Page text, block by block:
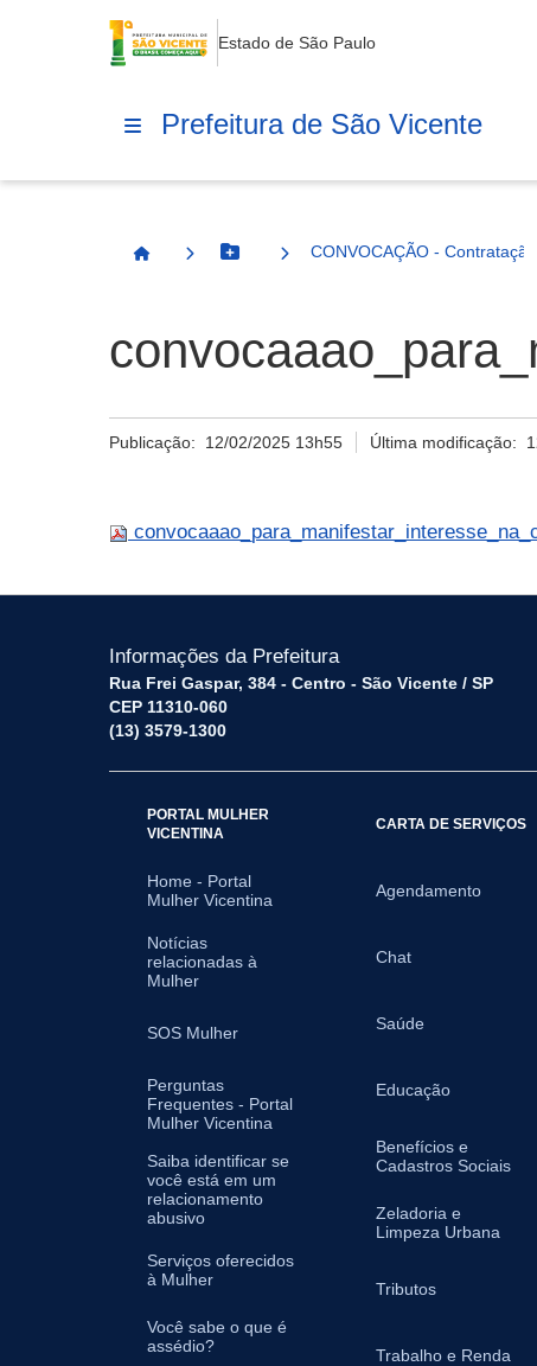
Estado de São Paulo
Prefeitura de São Vicente
Página InicialBotão Menu
CONVOCAÇÃO -
Publicação: 12/02/2025 13h55 Última modificação:
Informações da Prefeitura
Rua Frei Gaspar, 384 - Centro - São Vicente / SP
CEP 11310-060
(13) 3579-1300
PORTAL MULHER
VICENTINA
Home - Portal
Mulher Vicentina
Notícias
relacionadas à
Mulher
SOS Mulher
Perguntas
Frequentes - Portal
Mulher Vicentina
Saiba identificar se
você está em um
relacionamento
abusivo
Serviços oferecidos
à Mulher
Você sabe o que é
assédio?
CARTA DE SERVIÇOS
Agendamento
Chat
Saúde
Educação
Benefícios e
Cadastros Sociais
Zeladoria e
Limpeza Urbana
Tributos
Trabalho e Renda